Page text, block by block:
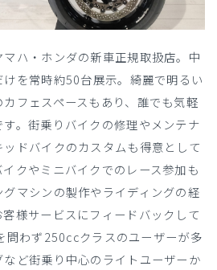
ハ・ホンダの新車正規取扱店。中
を常時約50台展示。綺麗で明るい
フェスペースもあり、誰でも気軽
。街乗りバイクの修理やメンテナ
ドバイクのカスタムも得意として
クやミニバイクでのレース参加も
マシンの製作やライディングの経
様サービスにフィードバックして
問わず250ccクラスのユーザーが多
ど街乗り中心のライトユーザーか